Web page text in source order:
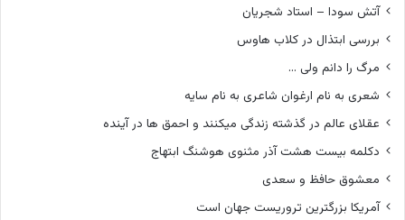
آتش سودا – استاد شجریان
بررسی ابتذال در کلاب هاوس
مرگ را دانم ولی …
شعری به نام ارغوان شاعری به نام سایه
عقلای عالم در گذشته زندگی میکنند و احمق ها در آینده
دکلمه بیست هشت آذر مثنوی هوشنگ ابتهاج
معشوق حافظ و سعدی
آمریکا بزرگترین تروریست جهان است